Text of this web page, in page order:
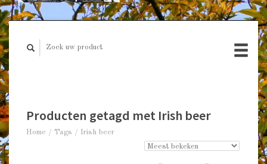
Producten getagd met Irish beer
Home / Tags / Irish beer